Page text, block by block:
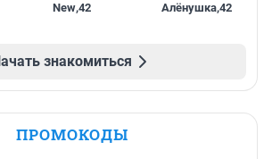
New,42 Алёнушка,42
знакомиться
ПРОМОКОДЫ